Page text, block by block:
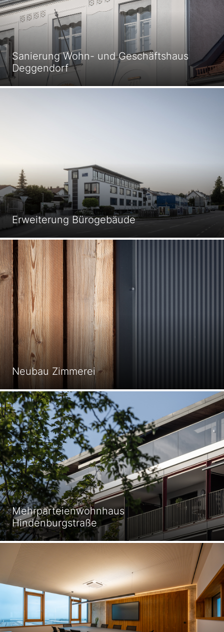
Sanierung Wohn- und Geschäftshaus
Deggendorf
Erweiterung Bürogebäude
Neubau Zimmerei
Mehrparteienwohnhaus
Hindenburgstraße